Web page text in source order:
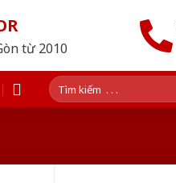
từ 2010
Tìm
kiếm: